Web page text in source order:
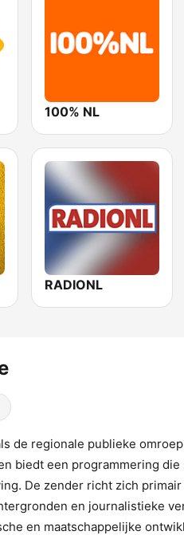
100% NL
RADIONL
de regionale publieke
biedt een programmering
De zender richt zich
en journalistieke
en maatschappelijke